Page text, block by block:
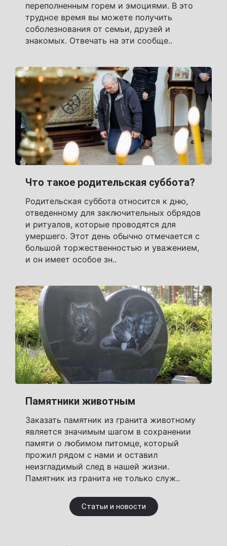
переполненным горем и эмоциями. В это
трудное время вы можете получить
соболезнования от семьи, друзей и
знакомых. Отвечать на эти сообще..
Что такое родительская суббота?
Родительская суббота относится к дню,
отведенному для заключительных обрядов
и ритуалов, которые проводятся для
умершего. Этот день обычно отмечается с
большой торжественностью и уважением,
и он имеет особое зн..
Памятники животным
Заказать памятник из гранита животному
является значимым шагом в сохранении
памяти о любимом питомце, который
прожил рядом с нами и оставил
неизгладимый след в нашей жизни.
Памятник из гранита не только служ..
Статьи и новости